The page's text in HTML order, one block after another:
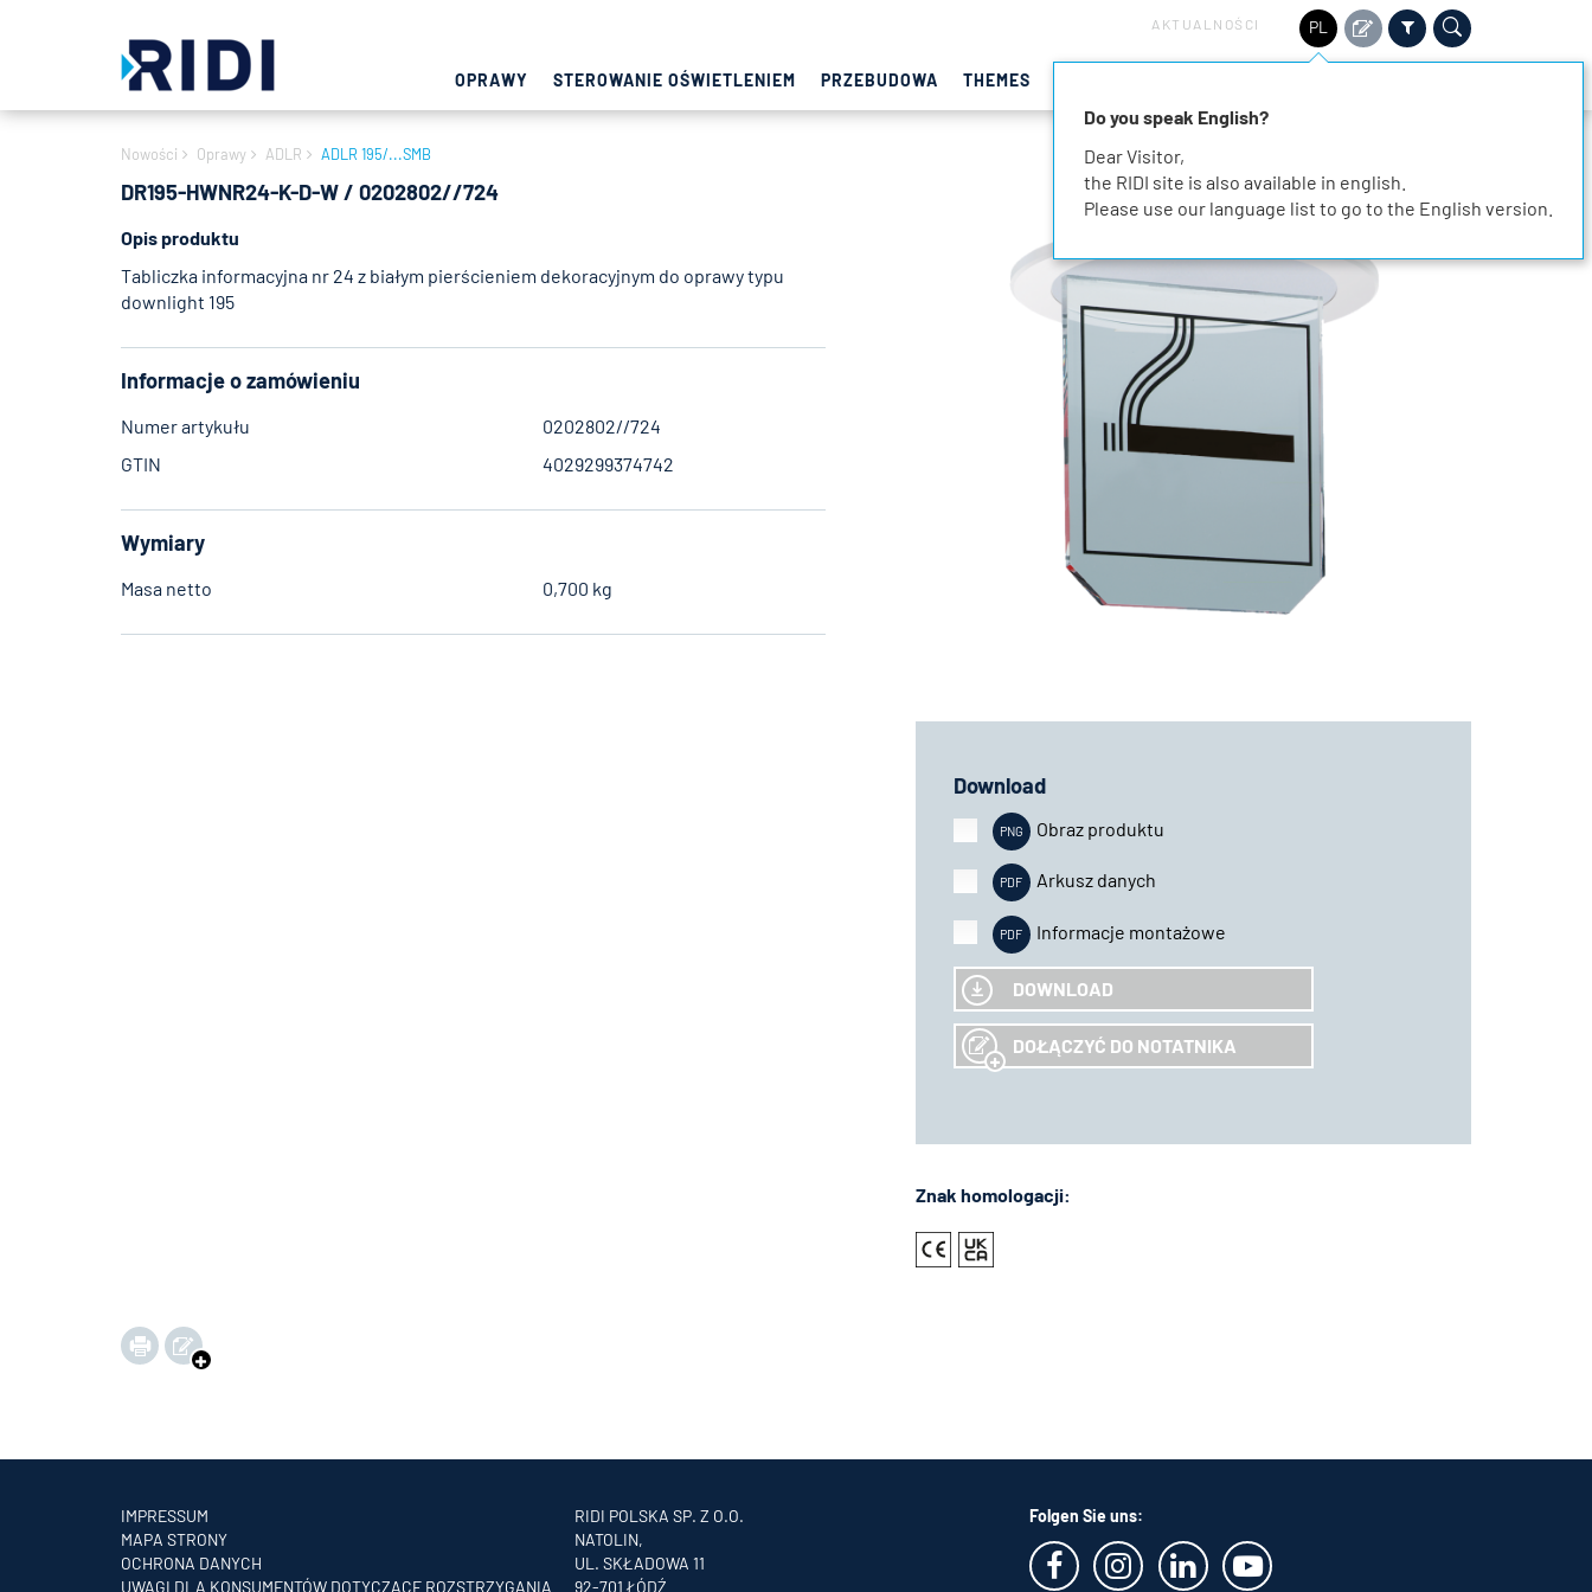
AKTUALNOŚCI PL
OPRAWY STEROWANIE OŚWIETLENIEM PRZEBUDOWA THEMES
Nowości Oprawy ADLR ADLR 195/...SMB
DR195-HWNR24-K-D-W / 0202802//724
Opis produktu
Tabliczka informacyjna nr 24 z białym pierścieniem dekoracyjnym do oprawy typu
downlight 195
Informacje o zamówieniu
Numer artykułu
0202802//724
GTIN
4029299374742
Wymiary
Masa netto 0,700 kg
Download
Obraz produktu
Arkusz danych
Informacje montażowe
DOWNLOAD
DOŁĄCZYĆ DO NOTATNIKA
Znak homologacji:
IMPRESSUM
MAPA STRONY
OCHRONA DANYCH
UWAGI DLA KONSUMENTÓW DOTYCZĄCE ROZSTRZYGANIA
RIDI POLSKA SP. Z O.O.
NATOLIN,
UL. SKŁADOWA 11
92-701 ŁÓDŹ
Folgen Sie uns:
Do you speak English?
Dear Visitor,
the RIDI site is also available in english.
Please use our language list to go to the English version.